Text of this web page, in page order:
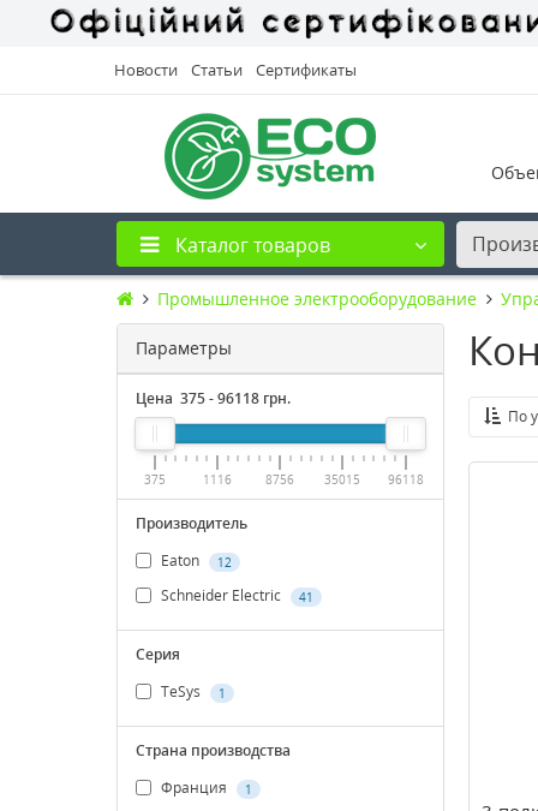
Новости Статьи Сертификаты
Каталог товаров
Промышленное электрооборудование
Параметры
Цена 375-96118 грн.
375 1116 8756 35015 96118
Производитель
Eaton
12
Schneider Electric 41
Серия
TeSys
1
Страна производства
Франция
1
По